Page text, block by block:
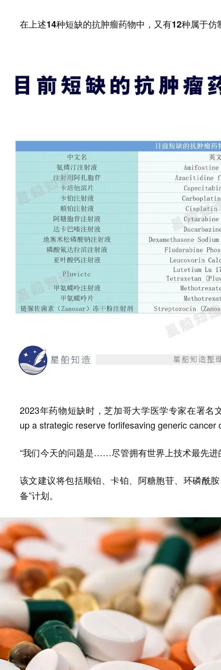
在上述14种短缺的抗肿瘤药物中，又有12种属于仿
2023年药物短缺时，芝加哥大学医学专家在署名
up a strategic reserve forlifesaving generic cancer
“我们今天的问题是……尽管拥有世界上技术最先进
该文建议将包括顺铂、卡铂、阿糖胞苷、环磷酰
备”计划。